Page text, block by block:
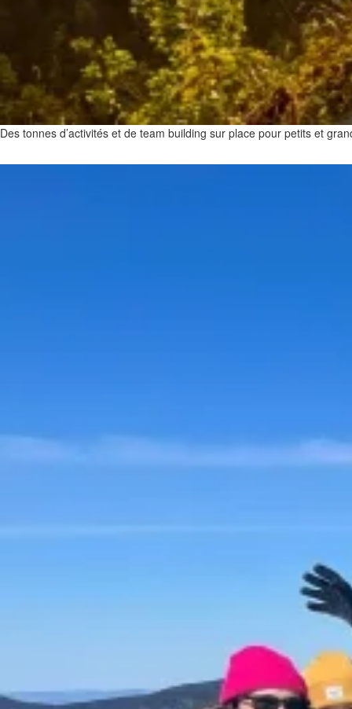
Des tonnes d’activités et de team building sur place pour petits et